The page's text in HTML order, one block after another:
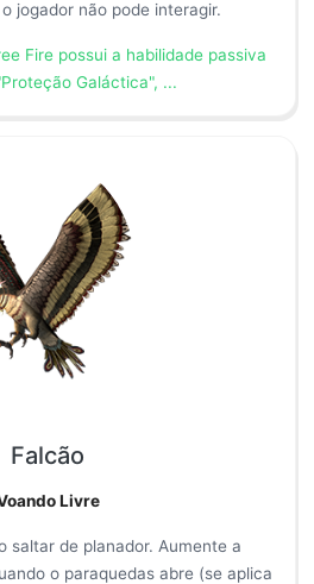
jogador não pode interagir.
Fire possui a habilidade passiva
Galáctica", ...
Falcão
Livre
saltar de planador. Aumente a
o paraquedas abre (se aplica